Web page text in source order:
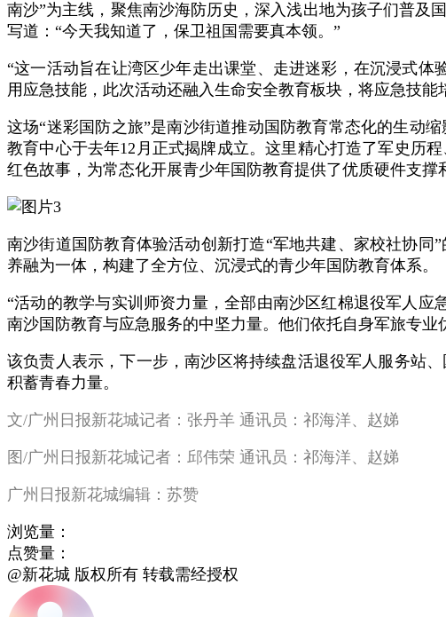
南沙”为主线，聚焦南沙海防历史，深入浅出地为孩子们普及
写道：“今天我知道了，保卫祖国需要真本领。”
“这一活动旨在让湾区少年走出课堂、走进迷彩，在沉浸式
用应急技能，此次活动还融入生命安全教育板块，将应急技
这场“迷彩国防之旅”是南沙街道推动国防教育常态化的生动
教育中心于去年12月正式揭牌成立。这里精心打造了军史历
红色故事，为常态化开展青少年国防教育提供了优质硬件支撑
南沙街道国防教育体验活动创新打造“军地共建、家校社协
养融为一体，构建了全方位、沉浸式的青少年国防教育体系。
“活动的教学与实训师资力量，全部由南沙区红棉退役军人
南沙国防教育与应急服务的中坚力量。他们依托自身军旅专
该负责人表示，下一步，南沙区将持续盘活退役军人服务站
积蓄青春力量。
文/广州日报新花城记者：张丹羊 通讯员：祁海洋、赵娣
图/广州日报新花城记者：邱伟荣 通讯员： 祁海洋、赵娣
广州日报新花城编辑：苏赞
浏览量：
点赞量：
@新花城 版权所有 转载需经授权